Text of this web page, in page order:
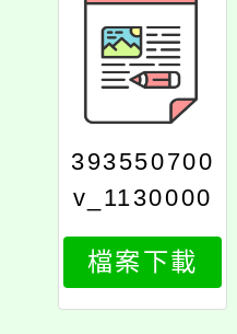
393550700
v_1130000
636_print
檔案下載